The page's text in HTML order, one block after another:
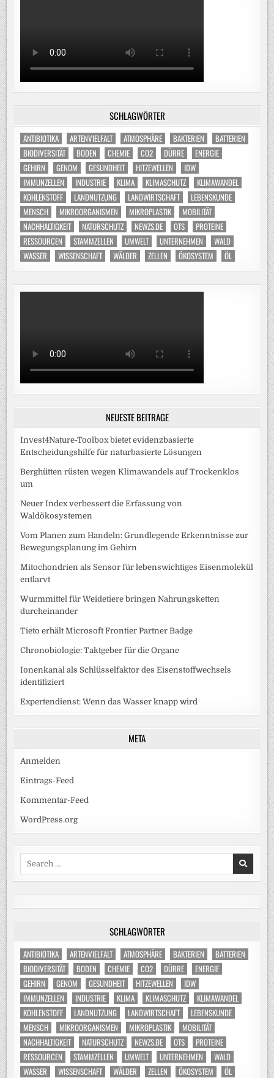
SCHLAGWÖRTER
ANTIBIOTIKA ARTENVIELFALT ATMOSPHÄRE BAKTERIEN
BATTERIEN
BIODIVERSITÄT
BODEN CHEMIE CO2 DÜRRE
ENERGIE
GEHIRN
GENOM GESUNDHEIT HITZEWELLEN
IDW
IMMUNZELLEN
INDUSTRIE KLIMA KLIMASCHUTZ
KLIMAWANDEL
KOHLENSTOFF
LANDNUTZUNG LANDWIRTSCHAFT
LEBENSKUNDE
MENSCH
MIKROORGANISMEN MIKROPLASTIK
MOBILITÄT
NACHHALTIGKEIT
NATURSCHUTZ NEWZS.DE OTS
PROTEINE
RESSOURCEN
STAMMZELLEN UMWELT UNTERNEHMEN
WALD
WASSER
WISSENSCHAFT WÄLDER ZELLEN ÖKOSYSTEM ÖL
NEUESTE BEITRÄGE
Invest4Nature-Toolbox bietet evidenzbasierte
Entscheidungshilfe für naturbasierte Lösungen
Berghütten rüsten wegen Klimawandels auf Trockenklos
um
Neuer Index verbessert die Erfassung von
Waldökosystemen
Vom Planen zum Handeln: Grundlegende Erkenntnisse zur
Bewegungsplanung im Gehirn
Mitochondrien als Sensor für lebenswichtiges Eisenmolekül
entlarvt
Wurmmittel für Weidetiere bringen Nahrungsketten
durcheinander
Tieto erhält Microsoft Frontier Partner Badge
Chronobiologie: Taktgeber für die Organe
Ionenkanal als Schlüsselfaktor des Eisenstoffwechsels
identifiziert
Expertendienst: Wenn das Wasser knapp wird
META
Anmelden
Eintrags-Feed
Kommentar-Feed
WordPress.org
SCHLAGWÖRTER
ANTIBIOTIKA ARTENVIELFALT ATMOSPHÄRE BAKTERIEN
BATTERIEN
BIODIVERSITÄT
BODEN CHEMIE CO2 DÜRRE
ENERGIE
GEHIRN
GENOM GESUNDHEIT HITZEWELLEN
IDW
IMMUNZELLEN
INDUSTRIE KLIMA KLIMASCHUTZ
KLIMAWANDEL
KOHLENSTOFF
LANDNUTZUNG LANDWIRTSCHAFT
LEBENSKUNDE
MENSCH
MIKROORGANISMEN MIKROPLASTIK
MOBILITÄT
NACHHALTIGKEIT
NATURSCHUTZ NEWZS.DE OTS
PROTEINE
RESSOURCEN
STAMMZELLEN UMWELT UNTERNEHMEN
WALD
WASSER
WISSENSCHAFT WÄLDER ZELLEN ÖKOSYSTEM ÖL